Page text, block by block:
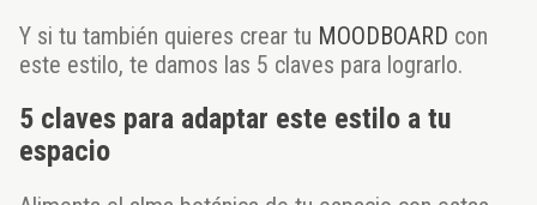
Y si tu también quieres crear tu MOODBOARD con
este estilo, te damos las 5 claves para lograrlo.
5 claves para adaptar este estilo a tu
espacio